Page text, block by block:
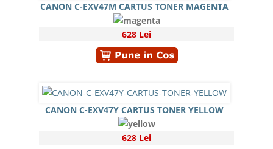
CANON C-EXV47M CARTUS TONER MAGENTA
628 Lei
CANON C-EXV47Y CARTUS TONER YELLOW
628 Lei